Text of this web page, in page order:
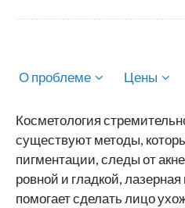
О проблеме Цены
Косметология
существуют методы,
пигментации, следы от
ровной и гладкой,
помогает сделать лицо